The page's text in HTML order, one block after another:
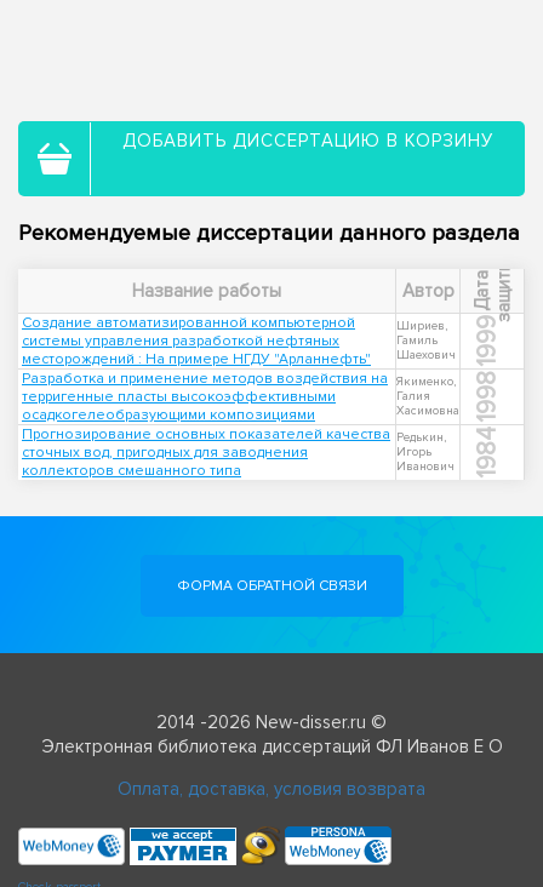
ДОБАВИТЬ ДИССЕРТАЦИЮ В КОРЗИНУ
Рекомендуемые диссертации данного раздела
Название работы Автор Д
а
т
а
з
а
щ
и
т ы
Создание автоматизированной компьютерной
системы управления разработкой нефтяных
месторождений : На примере НГДУ "Арланнефть"
Шириев,
Гамиль
Шаехович
1999
Разработка и применение методов воздействия на
терригенные пласты высокоэффективными
осадкогелеобразующими композициями
Якименко,
Галия
Хасимовна
1998
Прогнозирование основных показателей качества
сточных вод, пригодных для заводнения
коллекторов смешанного типа
Редькин,
Игорь
Иванович
1984
ФОРМА ОБРАТНОЙ СВЯЗИ
2014 -2026 New-disser.ru ©
Электронная библиотека диссертаций ФЛ Иванов Е О
Оплата, доставка, условия возврата